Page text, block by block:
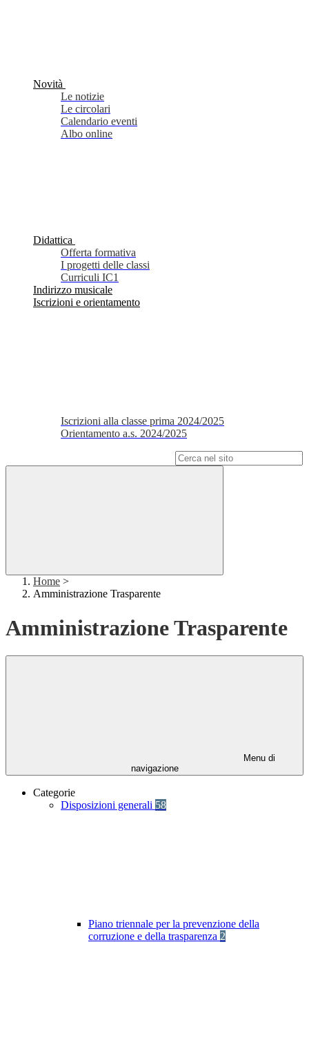
Novità
Le notizie
Le circolari
Calendario eventi
Albo online
Didattica
Offerta formativa
I progetti delle classi
Curriculi IC1
Indirizzo musicale
Iscrizioni e orientamento
Iscrizioni alla classe prima 2024/2025
Orientamento a.s. 2024/2025
Home >
Amministrazione Trasparente
Amministrazione Trasparente
Menu di
navigazione
Categorie
Disposizioni generali 58
Piano triennale per la prevenzione della
corruzione e della trasparenza 2